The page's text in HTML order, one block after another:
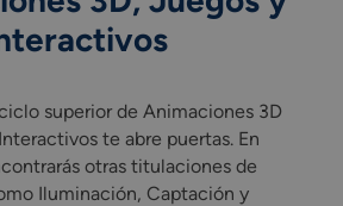
superior de Animaciones 3D
te abre puertas. En
otras titulaciones de
Iluminación, Captación y